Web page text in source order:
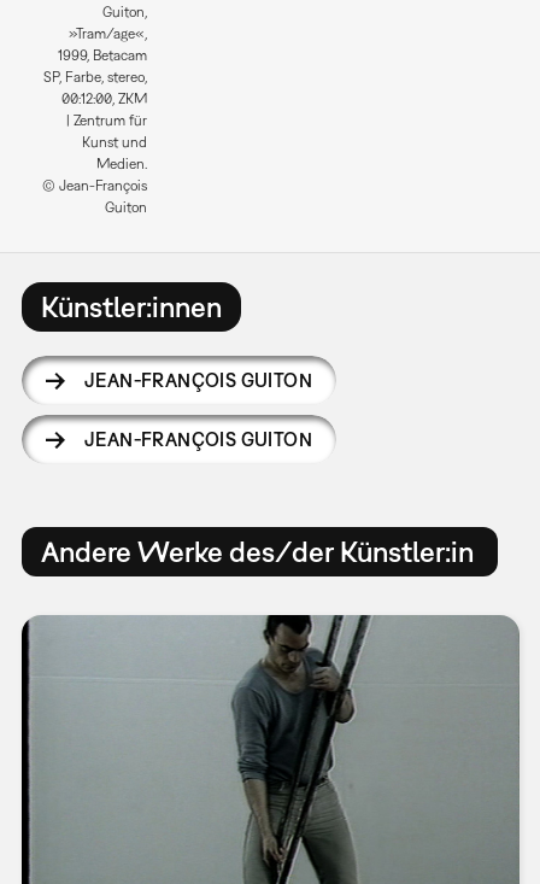
Guiton,
»Tram/age«,
1999, Betacam
SP, Farbe, stereo,
00:12:00, ZKM
| Zentrum für
Kunst und
Medien.
© Jean-François
Guiton
Künstler:innen
JEAN-FRANÇOIS GUITON
JEAN-FRANÇOIS GUITON
Andere Werke des/der Künstler:in